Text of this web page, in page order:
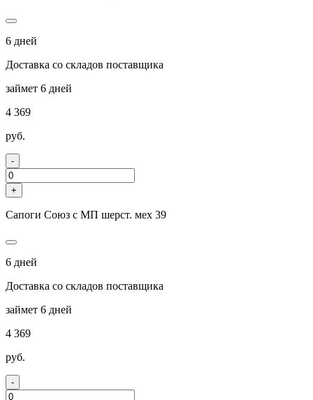
6 дней
Доставка со складов поставщика
займет 6 дней
4 369
руб.
-
+
Сапоги Союз с МП шерст. мех 39
6 дней
Доставка со складов поставщика
займет 6 дней
4 369
руб.
-